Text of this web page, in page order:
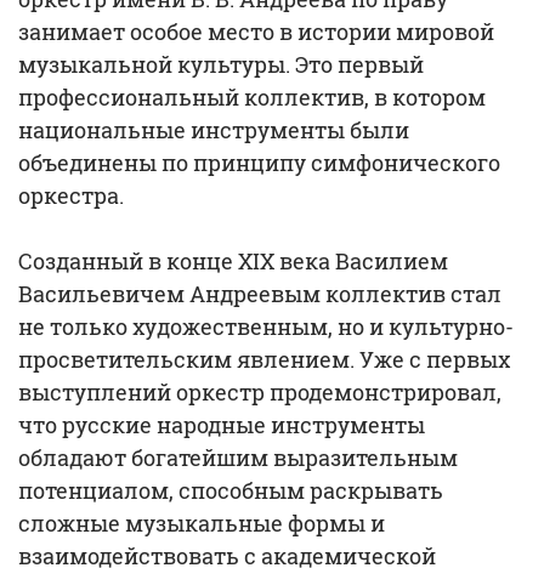
занимает особое место в истории мировой
музыкальной культуры. Это первый
профессиональный коллектив, в котором
национальные инструменты были
объединены по принципу симфонического
оркестра.
Созданный в конце XIX века Василием
Васильевичем Андреевым коллектив стал
не только художественным, но и культурно-
просветительским явлением. Уже с первых
выступлений оркестр продемонстрировал,
что русские народные инструменты
обладают богатейшим выразительным
потенциалом, способным раскрывать
сложные музыкальные формы и
взаимодействовать с академической